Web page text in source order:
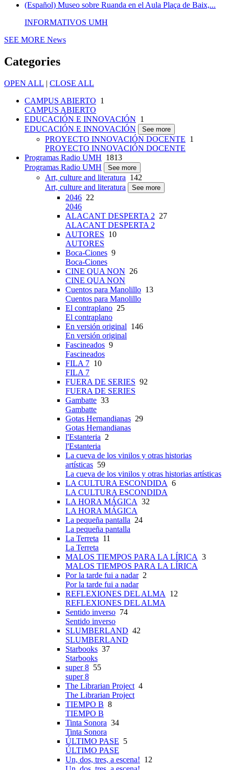
(Español) Museo sobre Ruanda en el Aula Plaça de Baix,...
INFORMATIVOS UMH
SEE MORE News
Categories
OPEN ALL | CLOSE ALL
CAMPUS ABIERTO 1
CAMPUS ABIERTO
EDUCACIÓN E INNOVACIÓN 1
EDUCACIÓN E INNOVACIÓN
See more
PROYECTO INNOVACIÓN DOCENTE 1
PROYECTO INNOVACIÓN DOCENTE
Programas Radio UMH 1813
Programas Radio UMH
See more
Art, culture and literatura 142
Art, culture and literatura
See more
2046 22
2046
ALACANT DESPERTA 2 27
ALACANT DESPERTA 2
AUTORES 10
AUTORES
Boca-Ciones 9
Boca-Ciones
CINE QUA NON 26
CINE QUA NON
Cuentos para Manolillo 13
Cuentos para Manolillo
El contraplano 25
El contraplano
En versión original 146
En versión original
Fascineados 9
Fascineados
FILA 7 10
FILA 7
FUERA DE SERIES 92
FUERA DE SERIES
Gambatte 33
Gambatte
Gotas Hernandianas 29
Gotas Hernandianas
l'Estanteria 2
l'Estanteria
La cueva de los vinilos y otras historias
artísticas 59
La cueva de los vinilos y otras historias artísticas
LA CULTURA ESCONDIDA 6
LA CULTURA ESCONDIDA
LA HORA MÁGICA 32
LA HORA MÁGICA
La pequeña pantalla 24
La pequeña pantalla
La Terreta 11
La Terreta
MALOS TIEMPOS PARA LA LÍRICA 3
MALOS TIEMPOS PARA LA LÍRICA
Por la tarde fui a nadar2
Por la tarde fui a nadar
REFLEXIONES DEL ALMA
12
REFLEXIONES DEL ALMA
Sentido inverso 74
Sentido inverso
SLUMBERLAND 42
SLUMBERLAND
Starbooks 37
Starbooks
super 8 55
super 8
The Librarian Project 4
The Librarian Project
TIEMPO B 8
TIEMPO B
Tinta Sonora 34
Tinta Sonora
ÚLTIMO PASE 5
ÚLTIMO PASE
Un, dos, tres, a escena! 12